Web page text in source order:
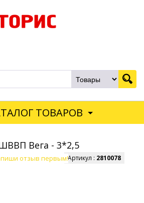
ТОВАРОВ
Вега - 3*2,5
отзыв первым!Артикул : 2810078